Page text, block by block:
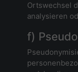
Ortswechsel
analysieren
f)